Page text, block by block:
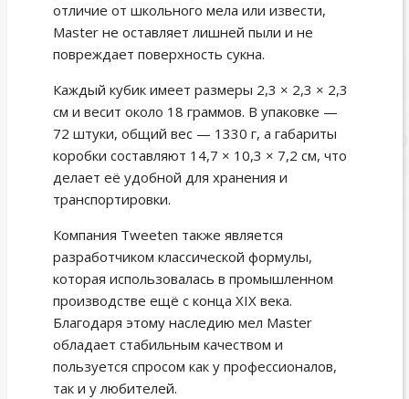
отличие от школьного мела или извести,
Master не оставляет лишней пыли и не
повреждает поверхность сукна.
Каждый кубик имеет размеры 2,3 × 2,3 × 2,3
см и весит около 18 граммов. В упаковке —
72 штуки, общий вес — 1330 г, а габариты
коробки составляют 14,7 × 10,3 × 7,2 см, что
делает её удобной для хранения и
транспортировки.
Компания Tweeten также является
разработчиком классической формулы,
которая использовалась в промышленном
производстве ещё с конца XIX века.
Благодаря этому наследию мел Master
обладает стабильным качеством и
пользуется спросом как у профессионалов,
так и у любителей.